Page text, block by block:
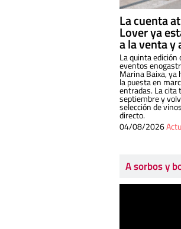
La cuenta
Lover ya
a la venta
La quinta edición
eventos
Marina Baixa, ya
la puesta en
entradas. La cita
septiembre y
selección de
directo.
04/08/2026
A sorbos y